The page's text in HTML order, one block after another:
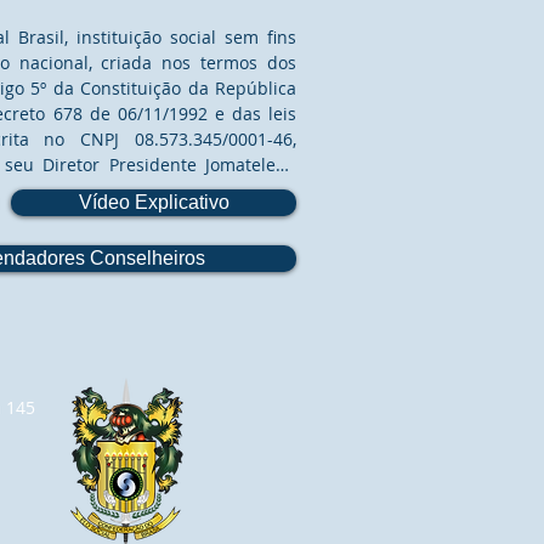
Brasil, instituição social sem fins
nacional, criada nos termos dos
5º da Constituição da República
678 de 06/11/1992 e das leis
no CNPJ 08.573.345/0001-46,
Diretor Presidente Jomateleno
5, CPF 669.582.108-91 - OMS –
pelos poderes que lhe são
Regimento Interno e Código de
do Elo Social, vem pelo presente
foi criado nos termos do artigo 6º,
do
interno da CESB -
SOCIAL DENTRO DA CESB:
da Assistência Social para as
Vídeo Explicativo
Conselheiros